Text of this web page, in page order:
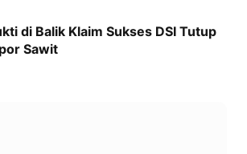
di Balik Klaim Sukses DSI Tutup
Sawit